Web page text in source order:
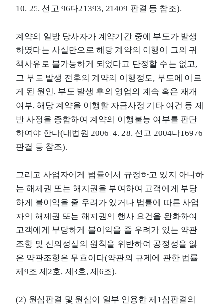
10. 25. 선고 96다21393, 21409 판결 등 참조).
계약의 일방 당사자가 계약기간 중에 부도가 발생
하였다는 사실만으로 해당 계약의 이행이 그의 귀
책사유로 불가능하게 되었다고 단정할 수는 없고,
그 부도 발생 전후의 계약의 이행정도, 부도에 이르
게 된 원인, 부도 발생 후의 영업의 계속 혹은 재개
여부, 해당 계약을 이행할 자금사정 기타 여건 등 제
반 사정을 종합하여 계약의 이행불능 여부를 판단
하여야 한다(대법원 2006. 4. 28. 선고 2004다16976
판결 등 참조).
그리고 사업자에게 법률에서 규정하고 있지 아니하
는 해제권 또는 해지권을 부여하여 고객에게 부당
하게 불이익을 줄 우려가 있거나 법률에 따른 사업
자의 해제권 또는 해지권의 행사 요건을 완화하여
고객에게 부당하게 불이익을 줄 우려가 있는 약관
조항 및 신의성실의 원칙을 위반하여 공정성을 잃
은 약관조항은 무효이다(약관의 규제에 관한 법률
제9조 제2호, 제3호, 제6조).
(2) 원심판결 및 원심이 일부 인용한 제1심판결의